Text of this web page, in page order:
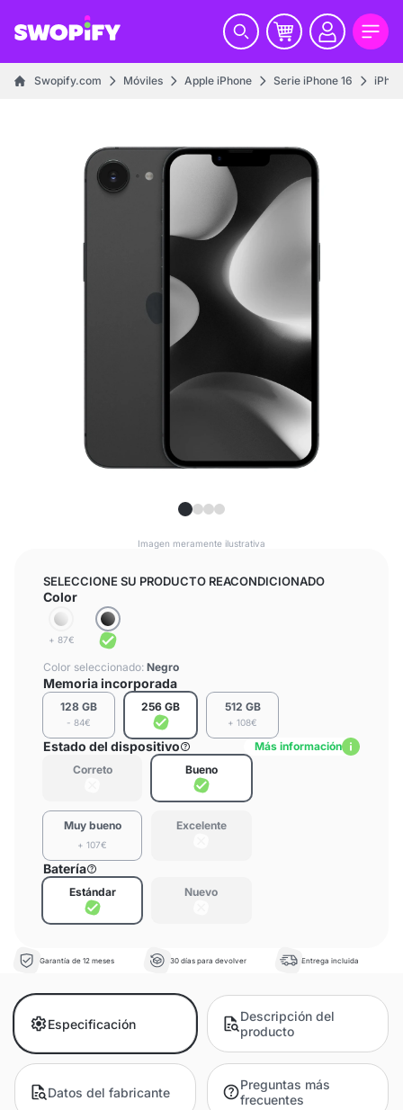
Swopify.com Móviles Apple iPhone Serie iPhone 16
Imagen meramente ilustrativa
SELECCIONE SU PRODUCTO REACONDICIONADO
Color
+ 87€
Color seleccionado: Negro
Memoria incorporada
128 GB
- 84€
256 GB 512 GB
+ 108€
Estado del dispositivo
Más información
Correto
Bueno
Muy bueno
+ 107€
Excelente
Batería
Estándar Nuevo
Garantía de 12 meses 30 días para devolver Entrega incluida
Especificación
Descripción del
producto
Datos del fabricante
Preguntas más
frecuentes